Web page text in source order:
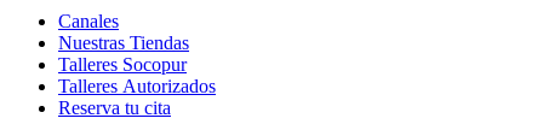
Canales
Nuestras Tiendas
Talleres Socopur
Talleres Autorizados
Reserva tu cita